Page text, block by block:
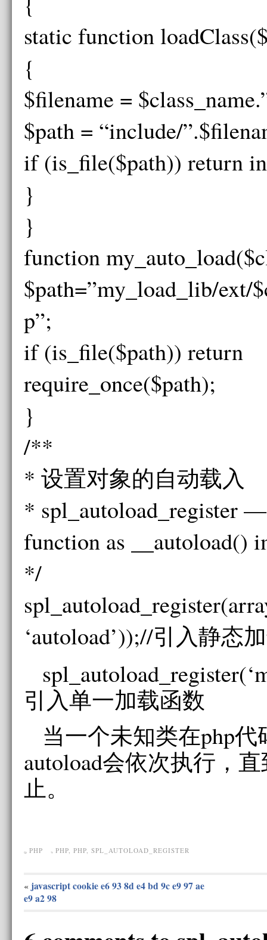
static function
{
$filename =
$path = “include/
if (is_file($path)) return
}
}
function
$path=”my_load_lib/ext/
p”;
if (is_file($path)) return
require_once($path);
}
/**
* 设置对象的自动载入
* spl_autoload_register
function as __autoload()
*/
‘autoload’));//引入静态
引入单一加载函数
当一个未知类在php
autoload会依次执行，
止。
PHP PHP, PHP, SPL_AUTOLOAD_REGISTER
« javascript cookie e6 93 8d e4 bd 9c e9 97 ae
e9 a2 98